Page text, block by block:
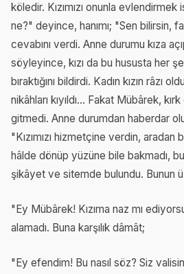
köledir. Kızımızı onunla
ne?" deyince, hanımı; "Sen bilirsin,
cevabını verdi. Anne durumu kıza
söyleyince, kızı da bu hususta her
bıraktığını bildirdi. Kadın kızın râzı
nikâhları kıyıldı... Fakat Mübârek, kırk
gitmedi. Anne durumdan haberdar
"Kızımızı hizmetçine verdin,
hâlde dönüp yüzüne bile bakmadı,
şikâyet ve sitemde bulundu. Bunun
"Ey Mübârek! Kızıma naz mı
alamadı. Buna karşılık dâmât;
"Ey efendim! Bu nasıl söz? Siz